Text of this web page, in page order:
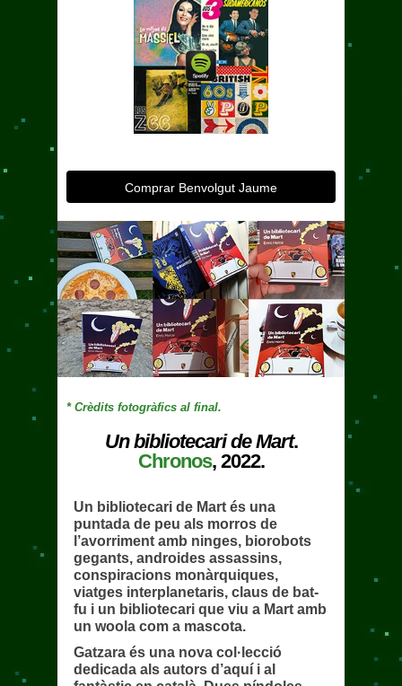
Comprar Benvolgut Jaume
* Crèdits fotogràfics al final.
Un bibliotecari de Mart.
Chronos, 2022.
Un bibliotecari de Mart és una
puntada de peu als morros de
l’avorriment amb ninges, biorobots
gegants, androides assassins,
conspiracions monàrquiques,
viatges interplanetaris, claus de bat-
fu i un bibliotecari que viu a Mart amb
un woola com a mascota.
Gatzara és una nova col·lecció
dedicada als autors d’aquí i al